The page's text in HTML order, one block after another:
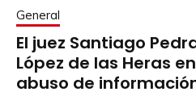
General
El juez Santiago
López de las Heras
abuso de